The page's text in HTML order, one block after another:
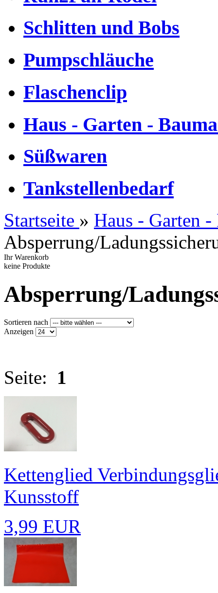
Schlitten und Bobs
Pumpschläuche
Flaschenclip
Haus - Garten -
Süßwaren
Tankstellenbedarf
Startseite » Haus - Garten
Absperrung/
Ihr Warenkorb
keine Produkte
Absperrung/
Sortieren nach
Anzeigen
Seite: 1
Kettenglied
Kunsstoff
3,99 EUR